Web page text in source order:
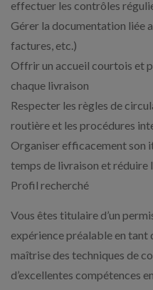
effectuer les contrôles
Gérer la documentation liée
factures, etc.)
Offrir un accueil courtois et
chaque livraison
Respecter les règles de
routière et les procédures
Organiser efficacement son
temps de livraison et réduire
Profil recherché
Vous êtes titulaire d’un
expérience préalable en tant
maîtrise des techniques de
d’excellentes compétences